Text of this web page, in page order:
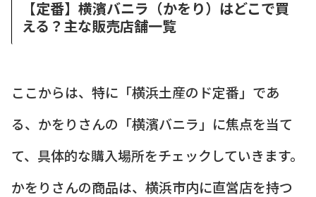
【定番】横濱バニラ（かをり）はどこで買
える？主な販売店舗一覧
ここからは、特に「横浜土産のド定番」であ
る、かをりさんの「横濱バニラ」に焦点を当て
て、具体的な購入場所をチェックしていきます。
かをりさんの商品は、横浜市内に直営店を持つ